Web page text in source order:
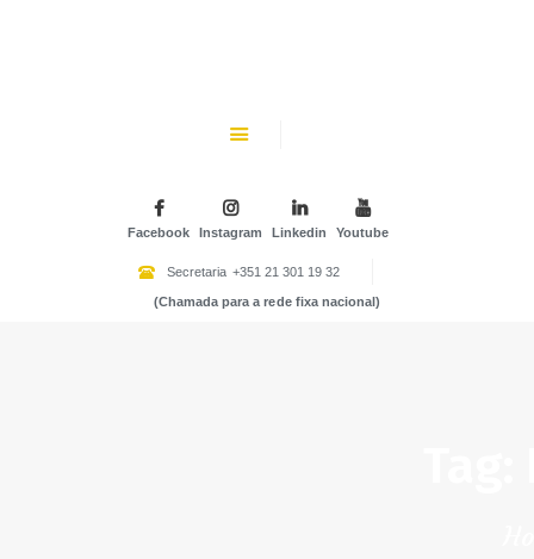
Facebook Instagram Linkedin Youtube
Secretaria +351 21 301 19 32
(Chamada para a rede fixa nacional)
INSTITUIÇÃO PARTICULAR DE SOLIDARIEDADE SOCIAL
ATIVIDADES
GALERIA